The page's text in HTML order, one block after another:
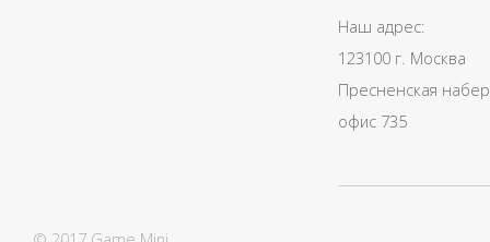
Наш адрес:
123100 г. Москва
Пресненская
офис 735